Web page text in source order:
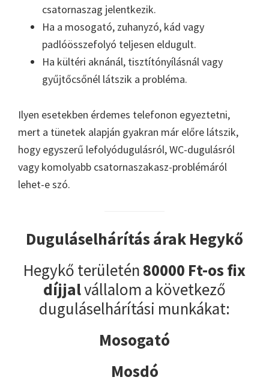
csatornaszag jelentkezik.
Ha a mosogató, zuhanyzó, kád vagy
padlóösszefolyó teljesen eldugult.
Ha kültéri aknánál, tisztítónyílásnál vagy
gyűjtőcsőnél látszik a probléma.
Ilyen esetekben érdemes telefonon egyeztetni,
mert a tünetek alapján gyakran már előre látszik,
hogy egyszerű lefolyódugulásról, WC-dugulásról
vagy komolyabb csatornaszakasz-problémáról
lehet-e szó.
Duguláselhárítás árak Hegykő
Hegykő területén 80000 Ft-os fix
díjjalvállalom a következő
duguláselhárítási munkákat:
Mosogató
Mosdó